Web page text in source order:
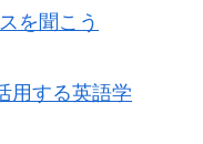
を聞こう
用する英語学